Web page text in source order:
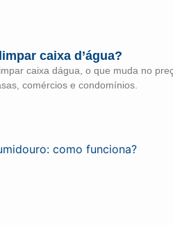
caixa d’água?
caixa dágua, o que muda no
comércios e condomínios.